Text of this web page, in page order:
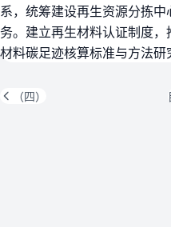
系，统筹建设再生资源分拣
务。建立再生材料认证制度
材料碳足迹核算标准与方法研
（四）